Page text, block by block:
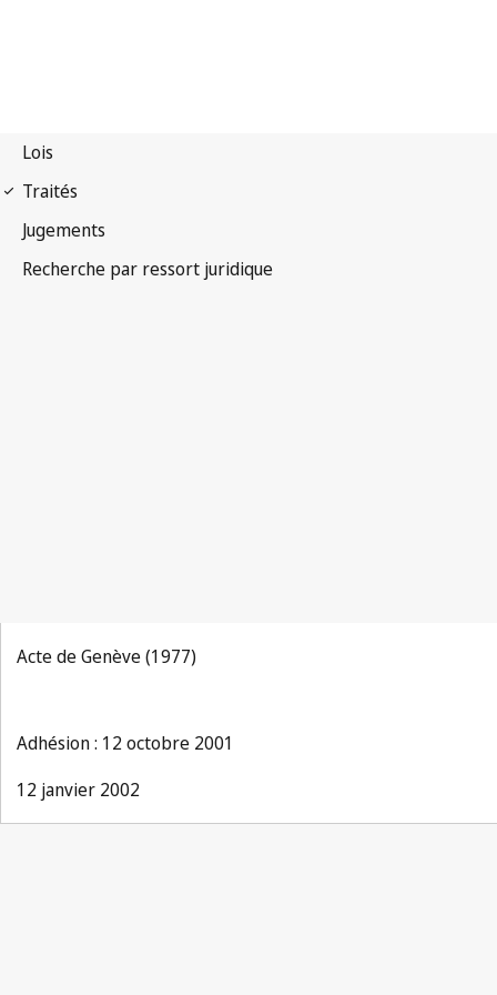
Acte de Genève (1977)
Adhésion : 12 octobre 2001
12 janvier 2002